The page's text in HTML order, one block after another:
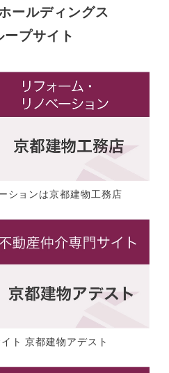
ールディングス
ープサイト
ションは京都建物工務店
ト 京都建物アデスト